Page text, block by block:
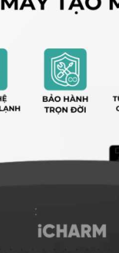
sản phẩm trong giỏ hàng.
phẩm trong giỏ hàng.